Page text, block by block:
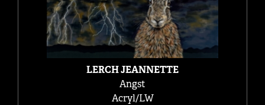
LERCH JEANNETTE
Angst
Acryl/LW